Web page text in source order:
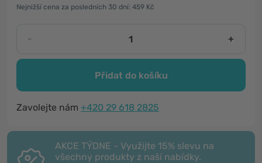
Nejnižší cena za posledních 30 dní: 459 Kč
- +
Přidat do košíku
Zavolejte nám +420 29 618 2825
AKCE TÝDNE - Využijte 15% slevu na
všechny produkty z naší nabídky.